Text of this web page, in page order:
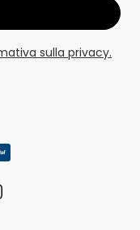
sulla privacy.